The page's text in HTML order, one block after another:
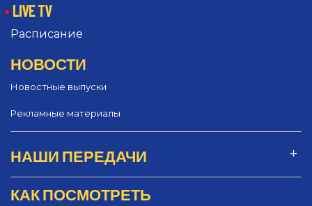
LIVE TV
Расписание
НОВОСТИ
Новостные выпуски
Рекламные материалы
НАШИ ПЕРЕДАЧИ
КАК ПОСМОТРЕТЬ